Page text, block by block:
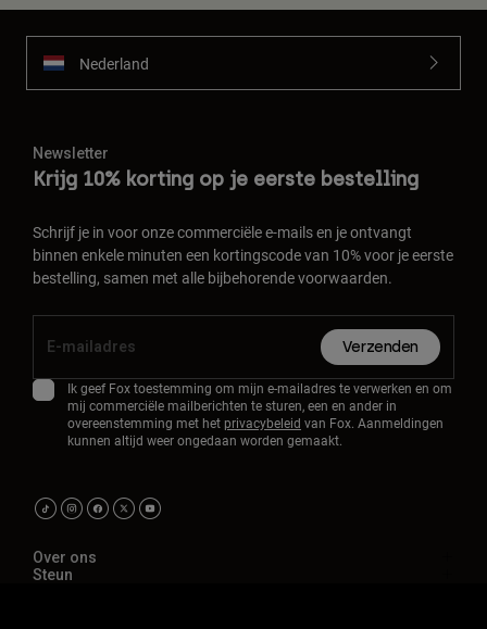
Nederland
Newsletter
Krijg 10% korting op je eerste bestelling
Schrijf je in voor onze commerciële e-mails en je ontvangt
binnen enkele minuten een kortingscode van 10% voor je eerste
bestelling, samen met alle bijbehorende voorwaarden.
Verzenden
Ik geef Fox toestemming om mijn e-mailadres te verwerken en om
mij commerciële mailberichten te sturen, een en ander in
overeenstemming met het privacybeleid van Fox. Aanmeldingen
kunnen altijd weer ongedaan worden gemaakt.
Over ons
Steun